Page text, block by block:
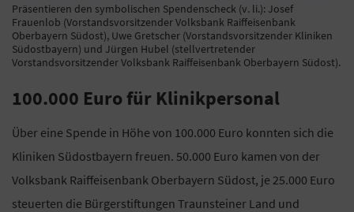
Präsentieren den symbolischen Spendenscheck (v. li.): Josef
Frauenlob (Vorstandsvorsitzender Volksbank Raiffeisenbank
Oberbayern Südost), Uwe Gretscher (Vorstandsvorsitzender Kliniken
Südostbayern) und Jürgen Hubel (stellvertretender
Vorstandsvorsitzender Volksbank Raiffeisenbank Oberbayern Südost).
100.000 Euro für Klinikpersonal
Über eine Spende in Höhe von 100.000 Euro konnten sich die
Kliniken Südostbayern freuen. 50.000 Euro kamen von der
Volksbank Raiffeisenbank Oberbayern Südost, je 25.000 Euro
steuerten die Bürgerstiftungen Traunsteiner Land und